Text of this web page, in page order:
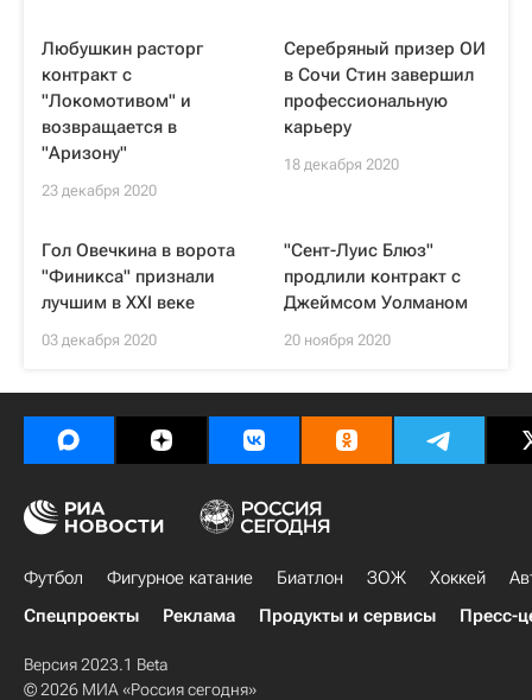
Любушкин расторг
контракт с
"Локомотивом" и
возвращается в
"Аризону"
23 декабря 2020
Серебряный призер ОИ
в Сочи Стин завершил
профессиональную
карьеру
18 декабря 2020
Гол Овечкина в ворота
"Финикса" признали
лучшим в XXI веке
03 декабря 2020
"Сент-Луис Блюз"
продлили контракт с
Джеймсом Уолманом
20 ноября 2020
Футбол Фигурное катание Биатлон ЗОЖ Хоккей
Спецпроекты
Реклама Продукты и сервисы Пресс-
Версия 2023.1 Beta
© 2026 МИА «Россия сегодня»